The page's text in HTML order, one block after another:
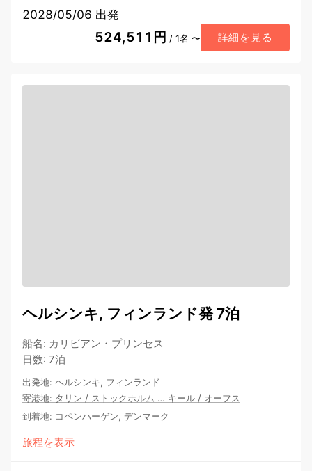
2028/05/06 出発
524,511円 / 1名 〜 詳細を見る
ヘルシンキ, フィンランド発 7泊
船名: カリビアン・プリンセス
日数: 7泊
出発地: ヘルシンキ, フィンランド
寄港地: タリン / ストックホルム … キール / オーフス
到着地: コペンハーゲン, デンマーク
旅程を表示